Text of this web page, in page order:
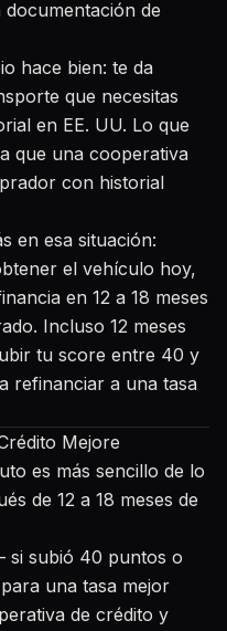
de
hace bien: te da
que necesitas
en EE. UU. Lo que
que una cooperativa
con historial
en esa situación:
el vehículo hoy,
en 12 a 18 meses
Incluso 12 meses
tu score entre 40 y
refinanciar a una tasa
Mejore
es más sencillo de lo
de 12 a 18 meses de
si subió 40 puntos o
una tasa mejor
de crédito y